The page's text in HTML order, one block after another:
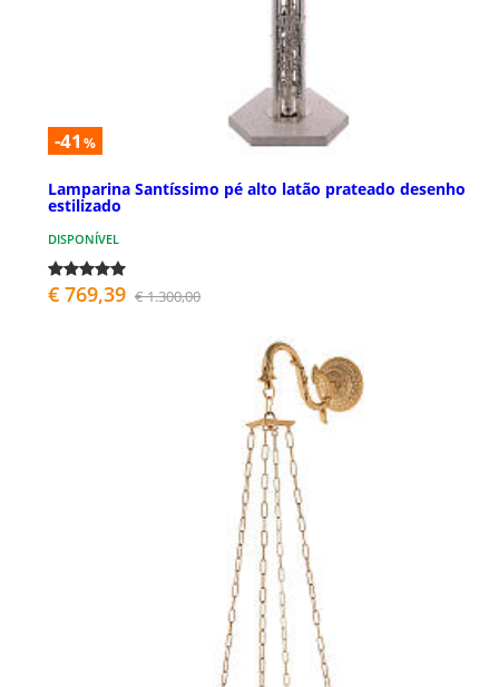
-41 %
Lamparina Santíssimo pé alto latão prateado desenho
estilizado
DISPONÍVEL
€ 769,39 € 1.300,00